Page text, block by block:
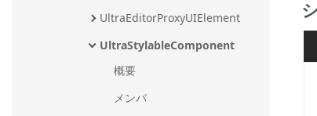
UltraEditorProxyUIElement
UltraStylableComponent
概要
メンバ